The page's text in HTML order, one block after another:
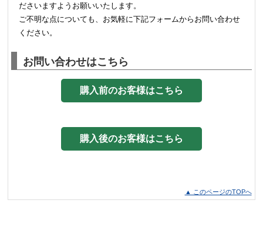
ださいますようお願いいたします。
ご不明な点についても、お気軽に下記フォームからお問い合わせ
ください。
お問い合わせはこちら
購入前のお客様はこちら
購入後のお客様はこちら
▲ このページのTOPへ